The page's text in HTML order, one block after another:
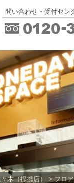
問い合わせ・受付セン
木（提携店） > フロ